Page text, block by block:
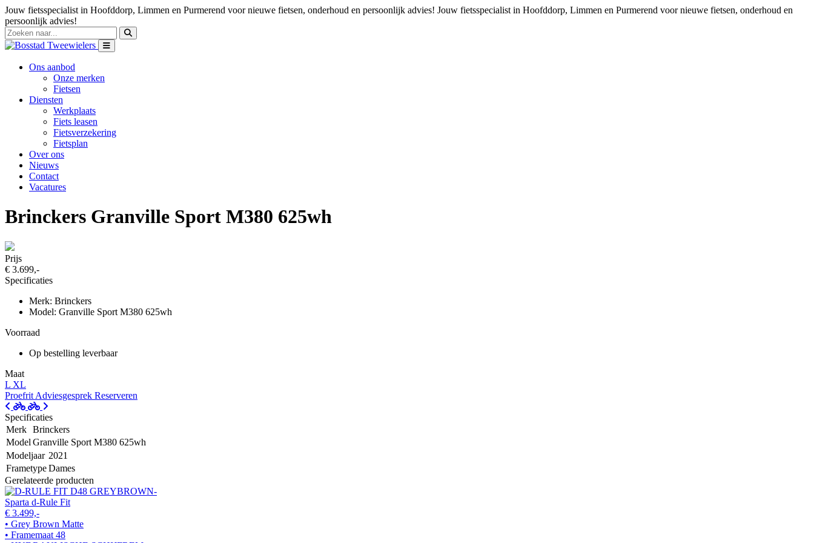
Jouw fietsspecialist in Hoofddorp, Limmen en Purmerend voor nieuwe fietsen, onderhoud en persoonlijk advies! Jouw fietsspecialist in Hoofddorp, Limmen en Purmerend voor nieuwe fietsen, onderhoud en
persoonlijk advies!
Ons aanbod
Onze merken
Fietsen
Diensten
Werkplaats
Fiets leasen
Fietsverzekering
Fietsplan
Over ons
Nieuws
Contact
Vacatures
Brinckers Granville Sport M380 625wh
Prijs
€ 3.699,-
Specificaties
Merk: Brinckers
Model: Granville Sport M380 625wh
Voorraad
Op bestelling leverbaar
Maat
L XL
Proefrit Adviesgesprek Reserveren
Specificaties
Merk Brinckers
Model Granville Sport M380 625wh
Modeljaar 2021
FrametypeDames
Gerelateerde producten
Sparta d-Rule Fit
€ 3.499,-
• Grey Brown Matte
• Framemaat 48